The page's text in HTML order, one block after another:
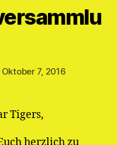
Oktober 7, 2016
Tigers,